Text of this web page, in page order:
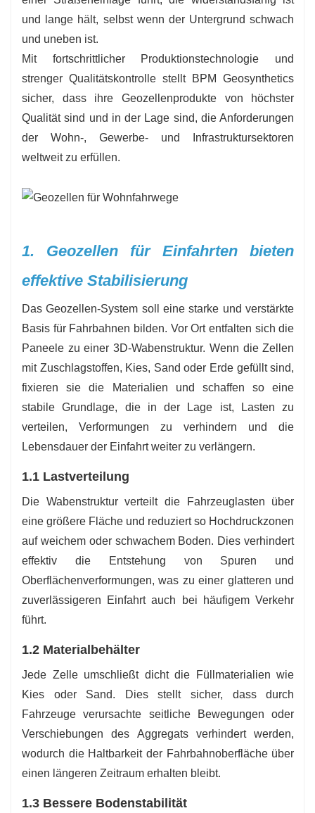
und lange hält, selbst wenn der Untergrund schwach
und uneben ist.
Mit fortschrittlicher Produktionstechnologie und
strenger Qualitätskontrolle stellt BPM Geosynthetics
sicher, dass ihre Geozellenprodukte von höchster
Qualität sind und in der Lage sind, die Anforderungen
der Wohn-, Gewerbe- und Infrastruktursektoren
weltweit zu erfüllen.
1. Geozellen für Einfahrten bieten
effektive Stabilisierung
Das Geozellen-System soll eine starke und verstärkte
Basis für Fahrbahnen bilden. Vor Ort entfalten sich die
Paneele zu einer 3D-Wabenstruktur. Wenn die Zellen
mit Zuschlagstoffen, Kies, Sand oder Erde gefüllt sind,
fixieren sie die Materialien und schaffen so eine
stabile Grundlage, die in der Lage ist, Lasten zu
verteilen, Verformungen zu verhindern und die
Lebensdauer der Einfahrt weiter zu verlängern.
1.1 Lastverteilung
Die Wabenstruktur verteilt die Fahrzeuglasten über
eine größere Fläche und reduziert so Hochdruckzonen
auf weichem oder schwachem Boden. Dies verhindert
effektiv die Entstehung von Spuren und
Oberflächenverformungen, was zu einer glatteren und
zuverlässigeren Einfahrt auch bei häufigem Verkehr
führt.
1.2 Materialbehälter
Jede Zelle umschließt dicht die Füllmaterialien wie
Kies oder Sand. Dies stellt sicher, dass durch
Fahrzeuge verursachte seitliche Bewegungen oder
Verschiebungen des Aggregats verhindert werden,
wodurch die Haltbarkeit der Fahrbahnoberfläche über
einen längeren Zeitraum erhalten bleibt.
1.3 Bessere Bodenstabilität